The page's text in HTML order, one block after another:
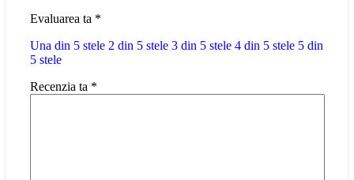
Evaluarea ta *
Una din 5 stele 2 din 5 stele 3 din 5 stele 4 din 5 stele 5 din
5 stele
Recenzia ta *